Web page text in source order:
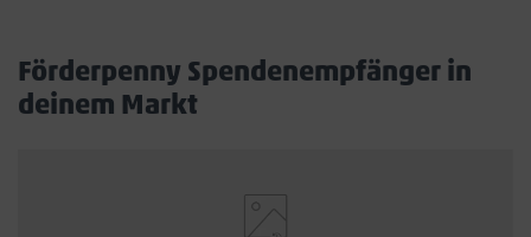
Förderpenny Spendenempfänger in
deinem Markt